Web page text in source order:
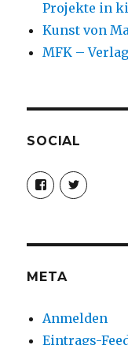
Projekte in
Kunst von
MFK – Verlag
SOCIAL
Profil
von
anzeigen
Profil
von
anzeigen
META
Anmelden
Eintrags-